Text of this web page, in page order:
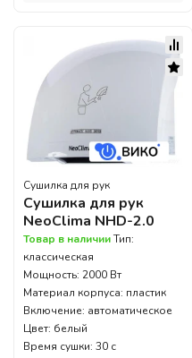
Сушилка для рук
Сушилка для рук
NeoClima NHD-2.0
Товар в наличииТип:
классическая
Мощность: 2000 Вт
Материал корпуса: пластик
Включение: автоматическое
Цвет: белый
Время сушки: 30 с